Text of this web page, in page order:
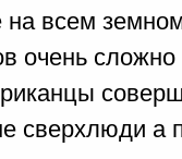
на всем
очень сложно
сверхлюди а